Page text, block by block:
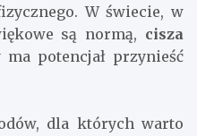
W świecie, w
są normą, cisza
potencjał przynieść
dla których warto